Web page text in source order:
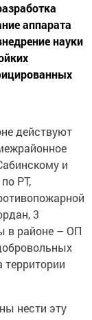
аппарата
науки
действуют
и
РТ,
3
в районе – ОП
нести эту